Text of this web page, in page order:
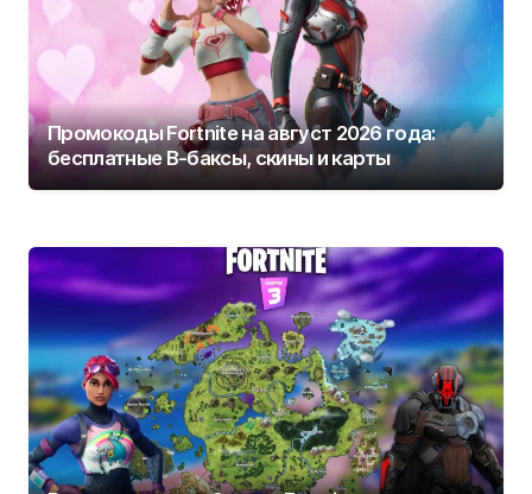
Промокоды Fortnite на август 2026 года:
бесплатные В-баксы, скины и карты